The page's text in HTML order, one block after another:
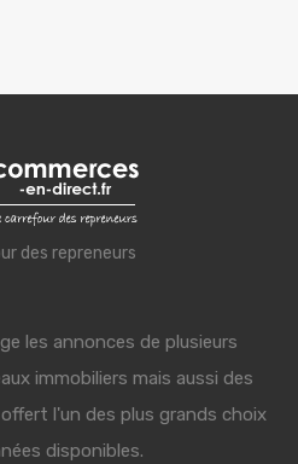
des repreneurs
les annonces de plusieurs
immobiliers mais aussi des
l'un des plus grands choix
disponibles.